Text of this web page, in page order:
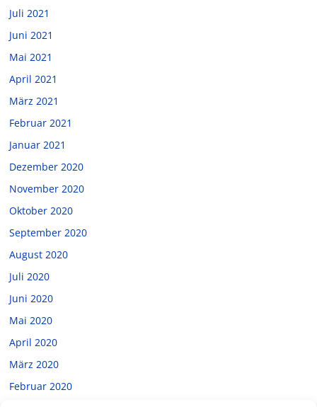
Juli 2021
Juni 2021
Mai 2021
April 2021
März 2021
Februar 2021
Januar 2021
Dezember 2020
November 2020
Oktober 2020
September 2020
August 2020
Juli 2020
Juni 2020
Mai 2020
April 2020
März 2020
Februar 2020